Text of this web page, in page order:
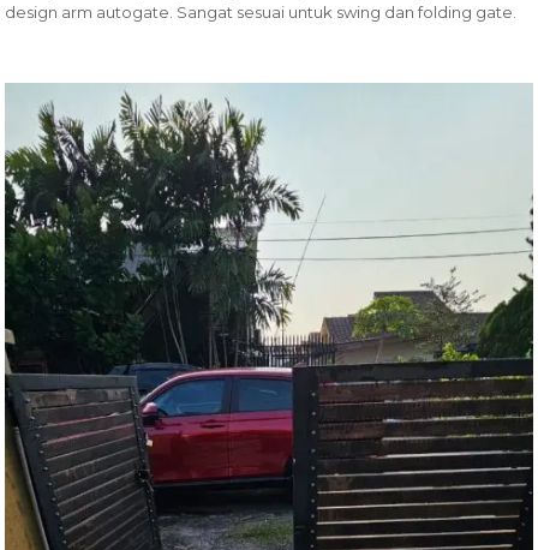
design arm autogate. Sangat sesuai untuk swing dan folding gate.